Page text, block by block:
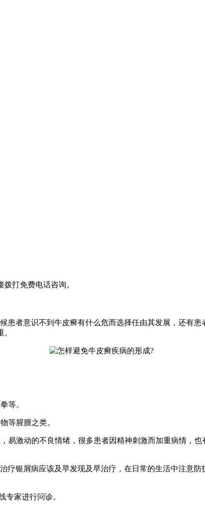
打免费电话咨询。
患者意识不到牛皮癣有什么危而选择任由其发展，还有
等。
等腥膻之类。
易激动的不良情绪，很多患者因精神刺激而加重病情，
疗银屑病应该及早发现及早治疗，在日常的生活中注意
专家进行问诊。